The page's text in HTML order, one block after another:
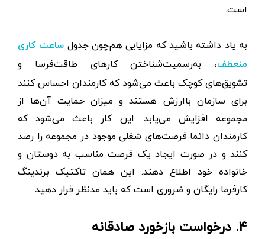
است.
به یاد داشته باشید که مزایایی هم‌چون جدول ساعت کاری
منعطف، به‌رسمیت‌شناختن کارهای طاقت‌فرسا و
تشویق‌های کوچک باعث می‌شود که کارمندان احساس کنند
برای سازمان باارزش هستند و میزان حمایت آن‌ها از
مجموعه افزایش می‌یابد. این کار باعث می‌شود که
کارمندان دائما فرصت‌های شغلی موجود در مجموعه را رصد
کنند و در صورت ایجاد یک فرصت مناسب به دوستان و
خانواده خود اطلاع دهند. این همان تاکتیک برندینگ
کارفرما رایگان و ضروری است که باید مدنظر قرار دهید.
۴. درخواست بازخورد صادقانه